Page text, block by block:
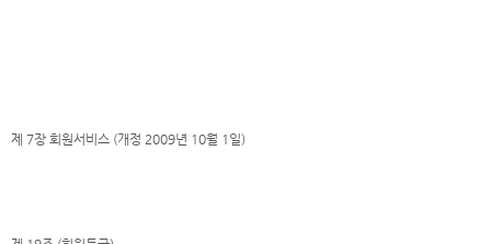
제 7장 회원서비스 (개정 2009년 10월 1일)